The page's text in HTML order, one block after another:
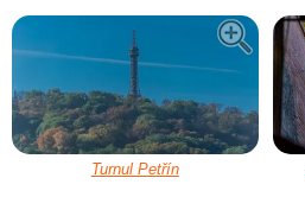
Turnul Petřín